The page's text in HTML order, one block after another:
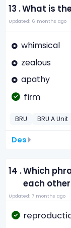
13 .What is
Updated: 6 months ago
whimsical
zealous
apathy
firm
BRU BRU A Unit
Des
14 .Which
each
Updated: 7 months ago